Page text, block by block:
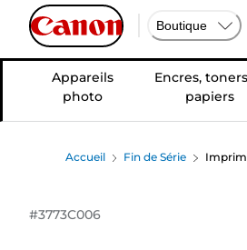
Boutique
Appareils
photo
Encres,
papiers
Accueil Fin de Série
#3773C006